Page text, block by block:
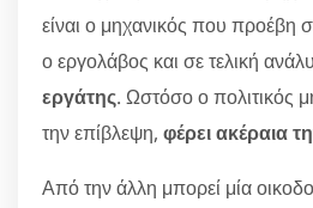
είναι ο μηχανικός που προέβη
ο εργολάβος και σε τελική
εργάτης. Ωστόσο ο πολιτικός
την επίβλεψη, φέρει ακέραια
Από την άλλη μπορεί μία